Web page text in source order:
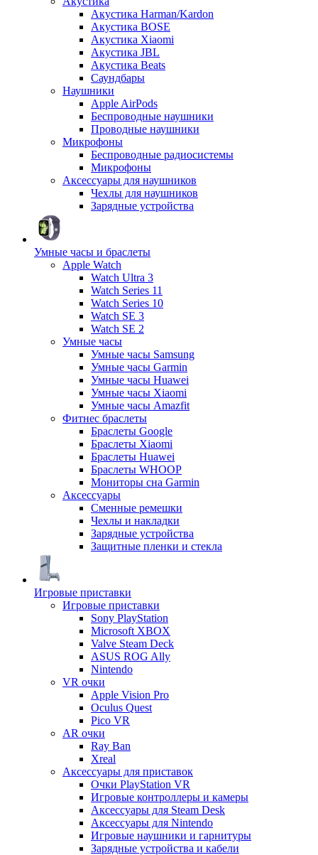
Акустика Harman/Kardon
Акустика BOSE
Акустика Xiaomi
Акустика JBL
Акустика Beats
Саундбары
Наушники
Apple AirPods
Беспроводные наушники
Проводные наушники
Микрофоны
Беспроводные радиосистемы
Микрофоны
Аксессуары для наушников
Чехлы для наушников
Зарядные устройства
Умные часы и браслеты
Apple Watch
Watch Ultra 3
Watch Series 11
Watch Series 10
Watch SE 3
Watch SE 2
Умные часы
Умные часы Samsung
Умные часы Garmin
Умные часы Huawei
Умные часы Xiaomi
Умные часы Amazfit
Фитнес браслеты
Браслеты Google
Браслеты Xiaomi
Браслеты Huawei
Браслеты WHOOP
Мониторы сна Garmin
Аксессуары
Сменные ремешки
Чехлы и накладки
Зарядные устройства
Защитные пленки и стекла
Игровые приставки
Игровые приставки
Sony PlayStation
Microsoft XBOX
Valve Steam Deck
ASUS ROG Ally
Nintendo
VR очки
Apple Vision Pro
Oculus Quest
Pico VR
AR очки
Ray Ban
Xreal
Аксессуары для приставок
Очки PlayStation VR
Игровые контроллеры и камеры
Аксессуары для Steam Desk
Аксессуары для Nintendo
Игровые наушники и гарнитуры
Зарядные устройства и кабели